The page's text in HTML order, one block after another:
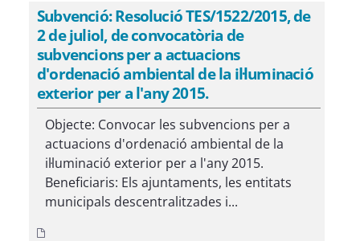
Subvenció: Resolució TES/1522/2015, de
2 de juliol, de convocatòria de
subvencions per a actuacions
d'ordenació ambiental de la il·luminació
exterior per a l'any 2015.
Objecte: Convocar les subvencions per a
actuacions d'ordenació ambiental de la
il·luminació exterior per a l'any 2015.
Beneficiaris: Els ajuntaments, les entitats
municipals descentralitzades i...